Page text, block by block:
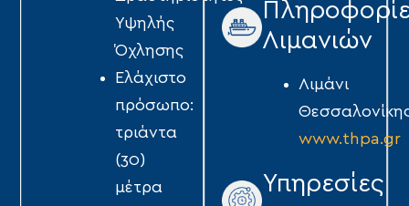
Υψηλής
Όχλησης
Ελάχιστο
πρόσωπο:
τριάντα
(30)
μέτρα
Λιμανιών
Λιμάνι
www.thpa.gr
Υπηρεσίες